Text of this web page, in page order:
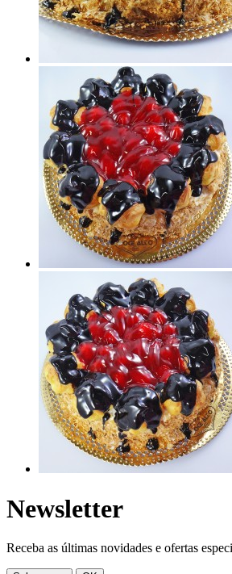
Newsletter
Receba as últimas novidades e ofertas